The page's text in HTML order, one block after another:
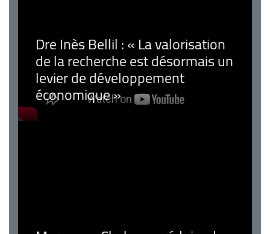
Dre Inès Bellil : « La valorisation
de la recherche est désormais un
levier de développement
économique »